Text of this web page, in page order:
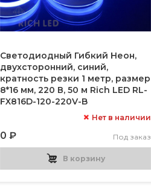
Светодиодный Гибкий Неон,
двухсторонний, синий,
кратность резки 1 метр, размер
8*16 мм, 220 В, 50 м Rich LED RL-
FX816D-120-220V-B
0 ₽
Нет в наличии
Под заказ
В корзину